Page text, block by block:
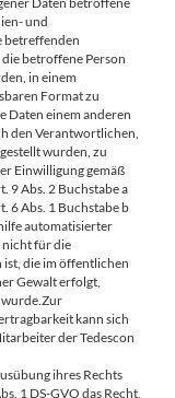
und
betreffenden
betroffene Person
in einem
Format zu
Daten einem anderen
den Verantwortlichen,
wurden, zu
Einwilligung gemäß
9 Abs. 2 Buchstabe a
6 Abs. 1 Buchstabe b
automatisierter
nicht für die
die im öffentlichen
Gewalt erfolgt,
kann sich
der Tedescon
ihres Rechts
1 DS-GVO das Recht,